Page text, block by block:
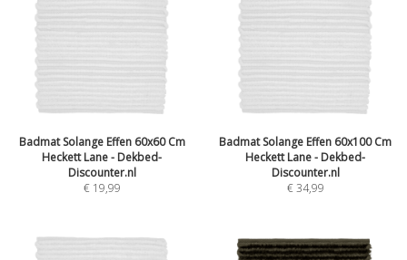
Badmat Solange Effen 60x60 Cm
Heckett Lane - Dekbed-
Discounter.nl
€ 19,99
Badmat Solange Effen 60x100 Cm
Heckett Lane - Dekbed-
Discounter.nl
€ 34,99